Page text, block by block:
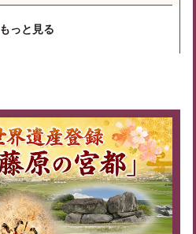
もっと見る